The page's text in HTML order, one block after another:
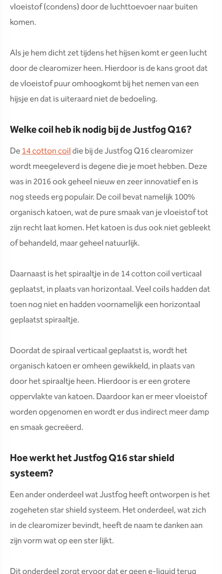
vloeistof (condens) door de luchttoevoer naar buiten
komen.
Als je hem dicht zet tijdens het hijsen komt er geen lucht
door de clearomizer heen. Hierdoor is de kans groot dat
de vloeistof puur omhoogkomt bij het nemen van een
hijsje en dat is uiteraard niet de bedoeling.
Welke coil heb ik nodig bij de Justfog Q16?
De14 cotton coildie bij de Justfog Q16 clearomizer
wordt meegeleverd is degene die je moet hebben. Deze
was in 2016 ook geheel nieuw en zeer innovatief en is
nog steeds erg populair. De coil bevat namelijk 100%
organisch katoen, wat de pure smaak van je vloeistof tot
zijn recht laat komen. Het katoen is dus ook niet gebleekt
of behandeld, maar geheel natuurlijk.
Daarnaast is het spiraaltje in de 14 cotton coil verticaal
geplaatst, in plaats van horizontaal. Veel coils hadden dat
toen nog niet en hadden voornamelijk een horizontaal
geplaatst spiraaltje.
Doordat de spiraal verticaal geplaatst is, wordt het
organisch katoen er omheen gewikkeld, in plaats van
door het spiraaltje heen. Hierdoor is er een grotere
oppervlakte van katoen. Daardoor kan er meer vloeistof
worden opgenomen en wordt er dus indirect meer damp
en smaak gecreëerd.
Hoe werkt het Justfog Q16 star shield
systeem?
Een ander onderdeel wat Justfog heeft ontworpen is het
zogeheten star shield systeem. Het onderdeel, wat zich
in de clearomizer bevindt, heeft de naam te danken aan
zijn vorm wat op een ster lijkt.